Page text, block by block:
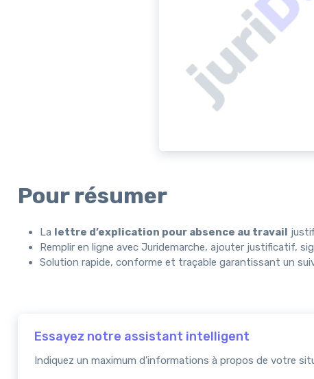
Pour résumer
La lettre d’explication pour absence au travail
Remplir en ligne avec Juridemarche, ajouter justificatif,
Solution rapide, conforme et traçable garantissant un
Essayez notre assistant intelligent
Indiquez un maximum d'informations à propos de votre